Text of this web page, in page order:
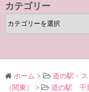
カテゴリー
カ
テ
リ
ー ホーム > 道の駅・
（関東）
> 道の駅 千